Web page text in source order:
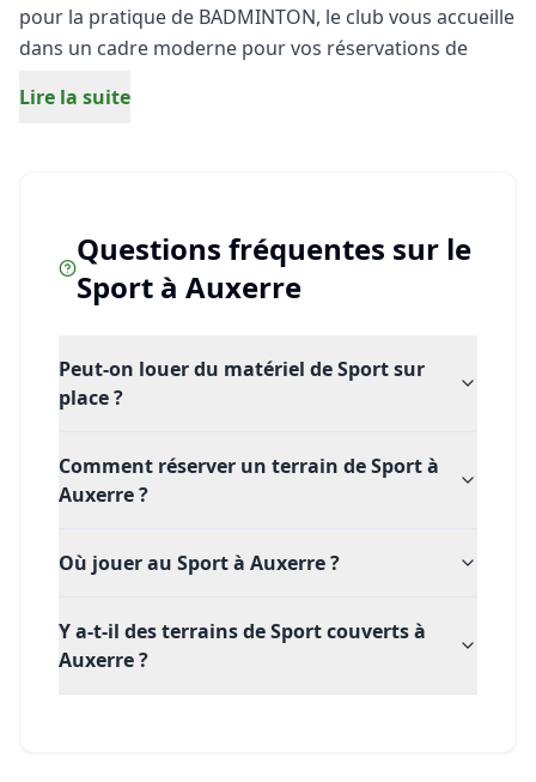
pour la pratique de BADMINTON, le club vous accueille
dans un cadre moderne pour vos réservations de
Que vous soyez débutant ou joueur expérimenté,
Lire la suite
Questions fréquentes sur le
Sport àAuxerre
Peut-on louer du matériel de Sport sur
place ?
Comment réserver un terrain de Sport à
Auxerre ?
Où jouer au Sport à Auxerre ?
Y a-t-il des terrains de Sport couverts à
Auxerre ?